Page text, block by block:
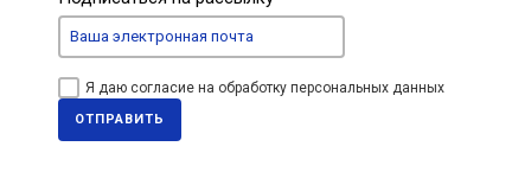
Я даю согласие на обработку персональных данных
ОТПРАВИТЬ